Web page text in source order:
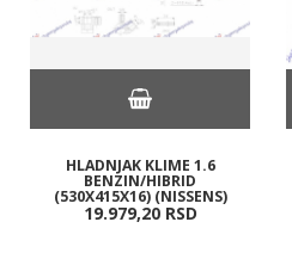
HLADNJAK KLIME 1.6
BENZIN/HIBRID
(530X415X16) (NISSENS)
19.979,20 RSD